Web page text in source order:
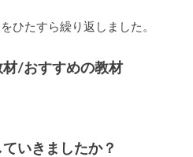
ひたすら繰り返しました。
/おすすめの教材
いきましたか？